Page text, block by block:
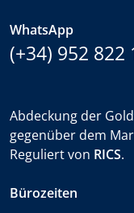
WhatsApp
(+34) 952 822
Abdeckung der
gegenüber dem
Reguliert von RICS.
Bürozeiten